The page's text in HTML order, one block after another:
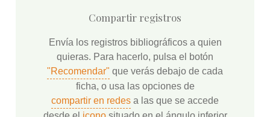
Compartir registros
Envía los registros bibliográficos a quien
quieras. Para hacerlo, pulsa el botón
"Recomendar" que verás debajo de cada
ficha, o usa las opciones de
compartir en redes a las que se accede